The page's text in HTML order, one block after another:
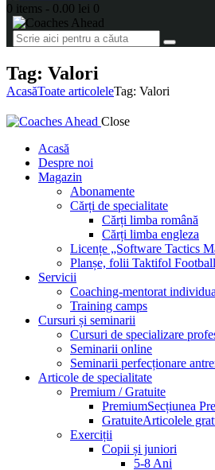
0 items - 0.00 lei 0
Tag: Valori
AcasăToate articoleleTag: Valori
Close
Acasă
Despre noi
Magazin
Abonamente
Cărți de specialitate
Cărți limba română
Cărți limba engleza
Licențe „Software Tactics
Planșe, folii Taktifol Football
Servicii
Coaching-mentorat
Training camps
Cursuri și seminarii
Cursuri de specializare
Seminarii online
Seminarii perfecționare
Articole de specialitate
Premium / Gratuite
PremiumSecțiunea
GratuiteArticolele
Exerciții
Copii și juniori
5-8 Ani